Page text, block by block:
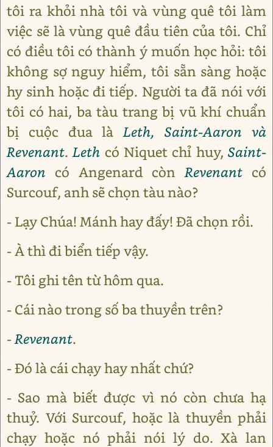
tôi ra khỏi nhà tôi và vùng quê tôi làm
việc sẽ là vùng quê đầu tiên của tôi. Chỉ
có điều tôi có thành ý muốn học hỏi: tôi
không sợ nguy hiểm, tôi sẵn sàng hoặc
hy sinh hoặc đi tiếp. Người ta đã nói với
tôi có hai, ba tàu trang bị vũ khí chuẩn
bị cuộc đua làLeth, Saint-Aaron và
Revenant.Leth có Niquet chỉ huy,Saint-
Aaron có Angenard cònRevenant có
Surcouf, anh sẽ chọn tàu nào?
- Lạy Chúa! Mánh hay đấy! Đã chọn rồi.
- À thì đi biển tiếp vậy.
- Tôi ghi tên từ hôm qua.
- Cái nào trong số ba thuyền trên?
-Revenant.
- Đó là cái chạy hay nhất chứ?
- Sao mà biết được vì nó còn chưa hạ
thuỷ. Với Surcouf, hoặc là thuyền phải
chạy hoặc nó phải nói lý do. Xà lan